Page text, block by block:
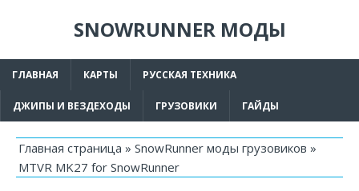
SNOWRUNNER МОДЫ
ГЛАВНАЯ КАРТЫ РУССКАЯ ТЕХНИКА
ДЖИПЫ И ВЕЗДЕХОДЫ ГРУЗОВИКИ ГАЙДЫ
Главная страница » SnowRunner моды грузовиков »
MTVR MK27 for SnowRunner